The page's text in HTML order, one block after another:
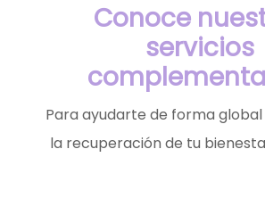
Conoce
servicios
Para ayudarte de forma
la recuperación de tu